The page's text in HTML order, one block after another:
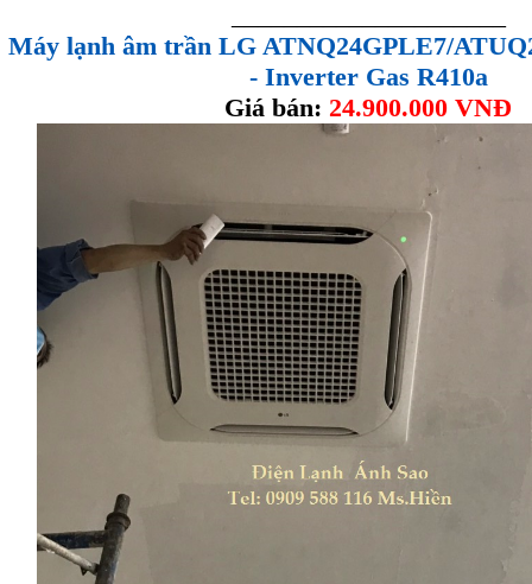
Máy lạnh âm trần LG ATNQ24GPLE7/
- Inverter Gas R410a
Giá bán: 24.900.000 VNĐ